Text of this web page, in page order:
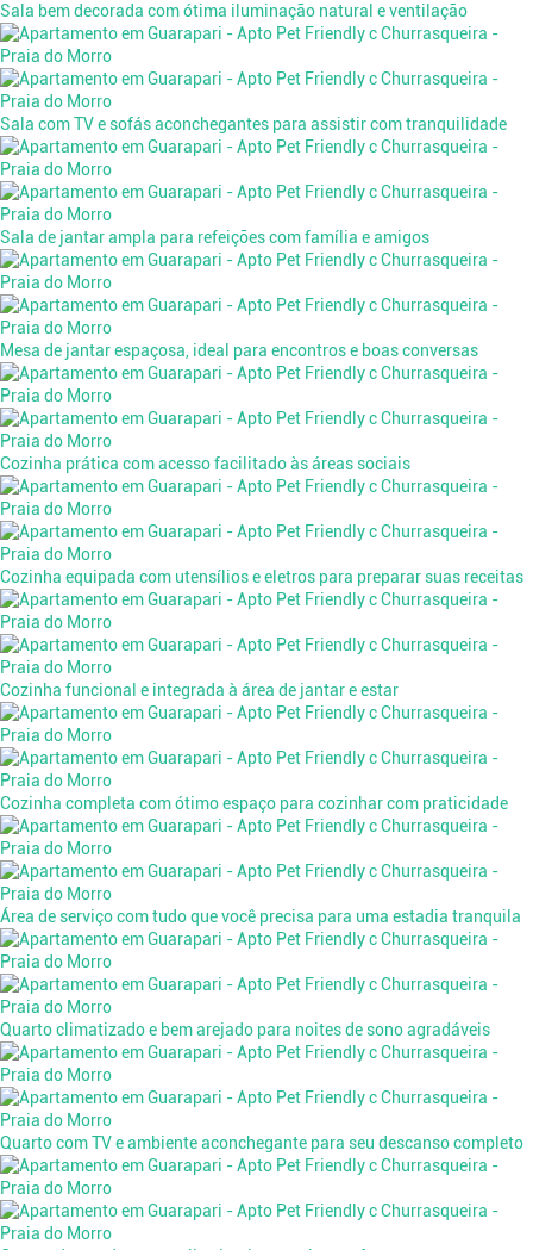
Sala bem decorada com ótima iluminação natural e ventilação
Sala com TV e sofás aconchegantes para assistir com tranquilidade
Sala de jantar ampla para refeições com família e amigos
Mesa de jantar espaçosa, ideal para encontros e boas conversas
Cozinha prática com acesso facilitado às áreas sociais
Cozinha equipada com utensílios e eletros para preparar suas receitas
Cozinha funcional e integrada à área de jantar e estar
Cozinha completa com ótimo espaço para cozinhar com praticidade
Área de serviço com tudo que você precisa para uma estadia tranquila
Quarto climatizado e bem arejado para noites de sono agradáveis
Quarto com TV e ambiente aconchegante para seu descanso completo